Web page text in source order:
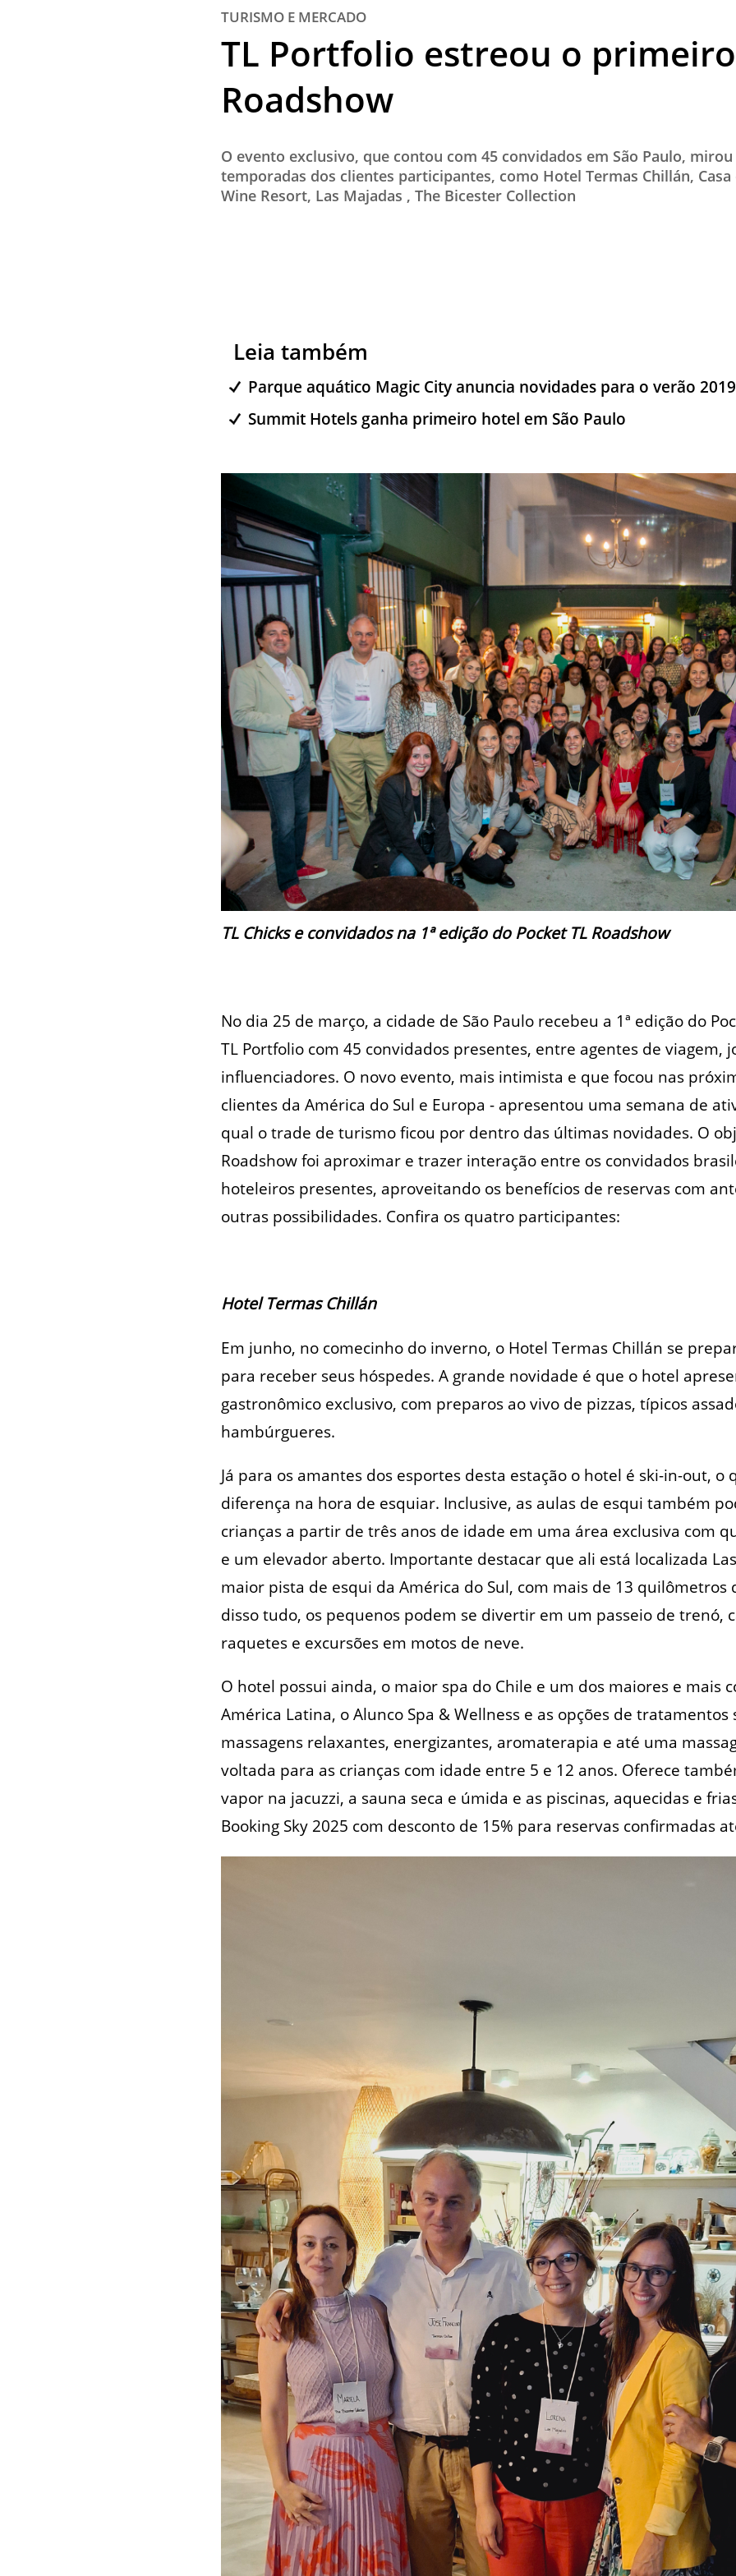
ÚLTIMAS NOTÍCIAS
TURISMO E MERCADO
TL Portfolio estreou o
Roadshow
O evento exclusivo, que contou com 45 convidados em São Paulo,
temporadas dos clientes participantes, como Hotel Termas Chillán, Casa
Wine Resort, Las Majadas , The Bicester Collection
Leia também
Parque aquático Magic City anuncia novidades para o verão 2019
Summit Hotels ganha primeiro hotel em São Paulo
TL Chicks e convidados na 1ª edição do Pocket TL Roadshow
No dia 25 de março, a cidade de São Paulo recebeu a 1ª edição do
TL Portfolio com 45 convidados presentes, entre agentes de viagem,
influenciadores. O novo evento, mais intimista e que focou nas
clientes da América do Sul e Europa - apresentou uma semana de
qual o trade de turismo ficou por dentro das últimas novidades. O
Roadshow foi aproximar e trazer interação entre os convidados
hoteleiros presentes, aproveitando os benefícios de reservas com
outras possibilidades. Confira os quatro participantes:
Hotel Termas Chillán
Em junho, no comecinho do inverno, o Hotel Termas Chillán se
para receber seus hóspedes. A grande novidade é que o hotel
gastronômico exclusivo, com preparos ao vivo de pizzas, típicos
hambúrgueres.
Já para os amantes dos esportes desta estação o hotel é ski-in-out, o
diferença na hora de esquiar. Inclusive, as aulas de esqui também
crianças a partir de três anos de idade em uma área exclusiva com
e um elevador aberto. Importante destacar que ali está localizada
maior pista de esqui da América do Sul, com mais de 13 quilômetros
disso tudo, os pequenos podem se divertir em um passeio de trenó,
raquetes e excursões em motos de neve.
O hotel possui ainda, o maior spa do Chile e um dos maiores e mais
América Latina, o Alunco Spa & Wellness e as opções de
massagens relaxantes, energizantes, aromaterapia e até uma
voltada para as crianças com idade entre 5 e 12 anos. Oferece
vapor na jacuzzi, a sauna seca e úmida e as piscinas, aquecidas e
Booking Sky 2025 com desconto de 15% para reservas confirmadas